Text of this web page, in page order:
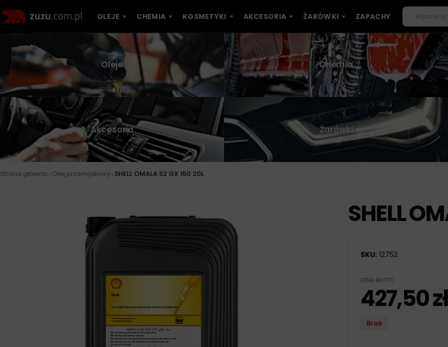
OLEJE CHEMIA KOSMETYKI AKCESORIA ŻARÓWKI ZAPACHY
Oleje Chemia
Akcesoria Żarówki
Strona główna › Olej przemysłowy› SHELL OMALA S2 GX 150 20L
SHELL
SKU: 12752
CENA BRUTTO
427,50zł
Brak